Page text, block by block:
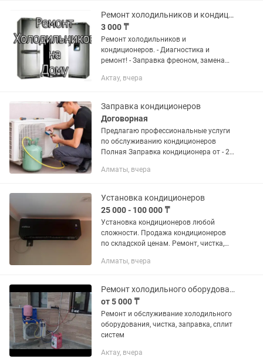
Ремонт холодильников и кондиционеров.
3 000 ₸
Ремонт холодильников и
кондиционеров. - Диагностика и
ремонт! - Заправка фреоном, замена
систем! - Консультация и
гарантия! 😎👍
Актау, вчера
Заправка кондиционеров
Договорная
Предлагаю профессиональные услуги
по обслуживанию кондиционеров
Полная Заправка кондиционера от - 20
15 000тг Чистка внутреннего блока
Алматы, вчера
Установка кондиционеров
25 000 - 100 000 ₸
Установка кондиционеров любой
сложности. Продажа кондиционеров
по складской ценам. Ремонт, чистка,
время ремонта штробление стен,
Алматы, вчера
Ремонт холодильного оборудования, сплит системы. Заправка чистка
от 5 000 ₸
Ремонт и обслуживание холодильного
оборудования, чистка, заправка, сплит
систем
Актау, вчера